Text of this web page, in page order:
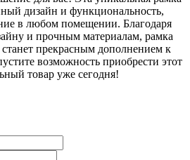
дизайн и функциональность,
в любом помещении. Благодаря
и прочным материалам, рамка
прекрасным дополнением к
возможность приобрести этот
товар уже сегодня!